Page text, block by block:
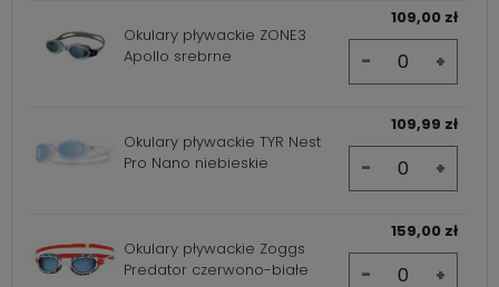
Okulary pływackie ZONE3
Apollo srebrne
109,00 zł
- +
Okulary pływackie TYR Nest
Pro Nano niebieskie
109,99 zł
- +
Okulary pływackie Zoggs
Predator czerwono-białe
159,00 zł
- +